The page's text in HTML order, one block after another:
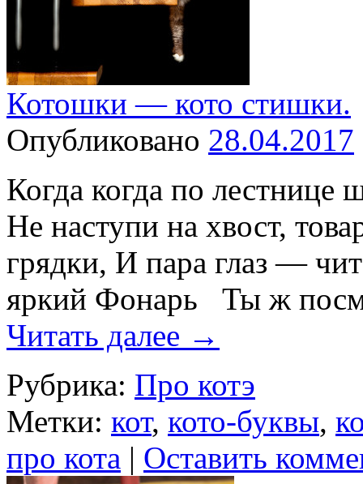
Котошки — кото стишки.
Опубликовано 28.04.2017
Когда когда по лестнице
Не наступи на хвост,
грядки, И пара глаз —
яркий Фонарь Ты ж
Читать далее →
Рубрика: Про котэ
Метки: кот, кото-буквы,
про кота | Оставить